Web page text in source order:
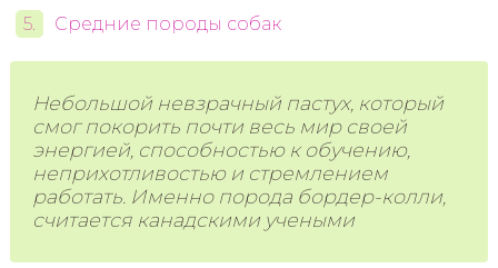
Средние породы собак
Небольшой невзрачный пастух, который
смог покорить почти весь мир своей
энергией, способностью к обучению,
неприхотливостью и стремлением
работать. Именно порода бордер-колли,
считается канадскими учеными